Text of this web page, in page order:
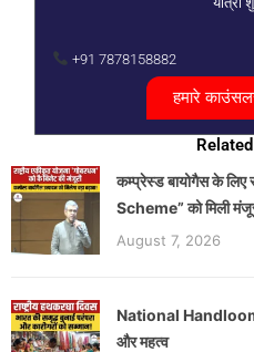
+91 7878158882
हमारे
कम्प्रेस्ड बायोगैस के लिए
Scheme” को मिली
August 7, 2026
National
और महत्व